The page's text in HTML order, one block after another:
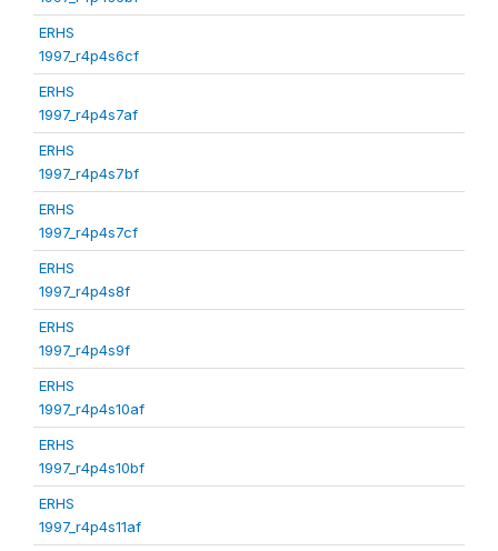
ERHS
1997_r4p4s6cf
ERHS
1997_r4p4s7af
ERHS
1997_r4p4s7bf
ERHS
1997_r4p4s7cf
ERHS
1997_r4p4s8f
ERHS
1997_r4p4s9f
ERHS
1997_r4p4s10af
ERHS
1997_r4p4s10bf
ERHS
1997_r4p4s11af